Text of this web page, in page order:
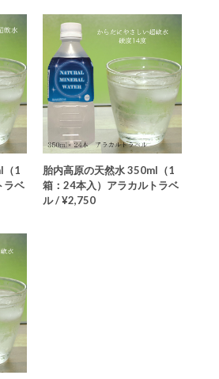
（1
ラベ
胎内高原の天然水 350ml（1
箱：24本入）アラカルトラベ
ル / ¥2,750